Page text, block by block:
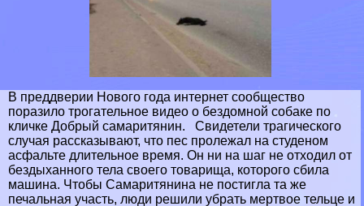
В преддверии Нового года интернет сообщество
поразило трогательное видео о бездомной собаке по
кличке Добрый самаритянин. Свидетели трагического
случая рассказывают, что пес пролежал на студеном
асфальте длительное время. Он ни на шаг не отходил от
бездыханного тела своего товарища, которого сбила
машина. Чтобы Самаритянина не постигла та же
печальная участь, люди решили убрать мертвое тельце и